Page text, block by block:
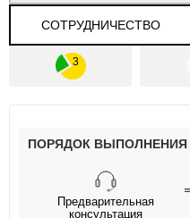
СОТРУДНИЧЕСТВО
ПОРЯДОК ВЫПОЛНЕНИЯ
Предварительная
консультация